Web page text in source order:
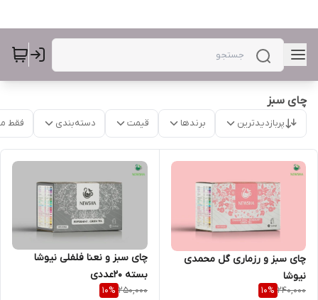
چای سبز
پربازدیدترین برندها قیمت دسته‌بندی فقط
چای سبز و رزماری گل محمدی
نیوشا
240,000
10%
چای سبز و نعنا فلفلی نیوشا
بسته 20عددی
250,000
10%